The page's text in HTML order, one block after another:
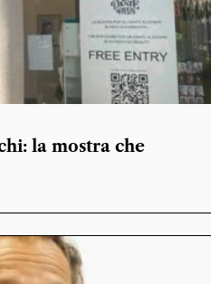
la mostra che